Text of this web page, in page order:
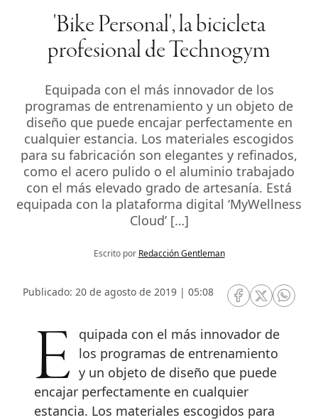
'Bike Personal', la bicicleta
profesional de Technogym
Equipada con el más innovador de los
programas de entrenamiento y un objeto de
diseño que puede encajar perfectamente en
cualquier estancia. Los materiales escogidos
para su fabricación son elegantes y refinados,
como el acero pulido o el aluminio trabajado
con el más elevado grado de artesanía. Está
equipada con la plataforma digital ‘MyWellness
Cloud’ […]
Escrito por Redacción Gentleman
Publicado: 20 de agosto de 2019 | 05:08
RRSS Facebook
RRSSRRSS
Equipada con el más innovador de los programas de entrenamiento
y un objeto de diseño que puede
encajar perfectamente en cualquier
estancia. Los materiales escogidos para